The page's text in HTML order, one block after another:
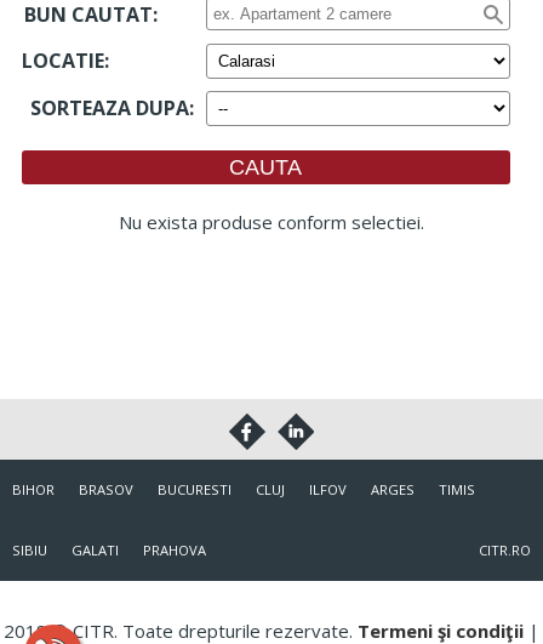
BUN CAUTAT:
LOCATIE:
SORTEAZA DUPA:
Nu exista produse conform selectiei.
BIHOR BRASOV BUCURESTI CLUJ ILFOV ARGES TIMIS
SIBIU GALATI PRAHOVA CITR.RO
2018 © CITR. Toate drepturile rezervate. Termeni şi condiţii |